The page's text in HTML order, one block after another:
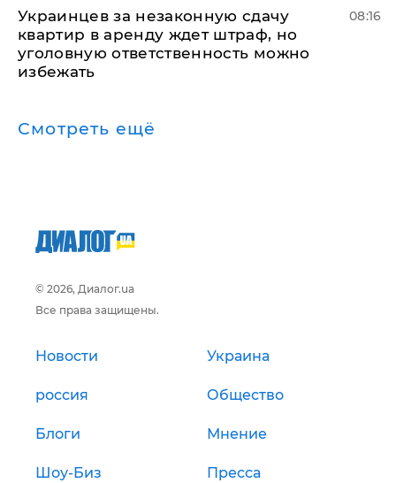
Украинцев за незаконную сдачу
квартир в аренду ждет штраф, но
уголовную ответственность можно
избежать
08:16
Смотреть ещё
© 2026, Диалог.ua
Все права защищены.
Новости Украина
россия Общество
Блоги Мнение
Шоу-Биз Пресса